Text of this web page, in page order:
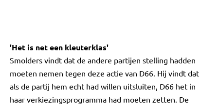
'Het is net een kleuterklas'
Smolders vindt dat de andere partijen stelling hadden
moeten nemen tegen deze actie van D66. Hij vindt dat
als de partij hem echt had willen uitsluiten, D66 het in
haar verkiezingsprogramma had moeten zetten. De